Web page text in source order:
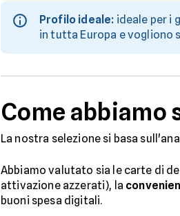
Profilo ideale: ideale per i
in tutta Europa e vogliono
Come abbiamo
La nostra selezione si basa
Abbiamo valutato sia le carte di
attivazione azzerati), la
buoni spesa digitali.